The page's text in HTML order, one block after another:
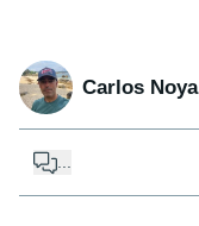
Carlos Noya